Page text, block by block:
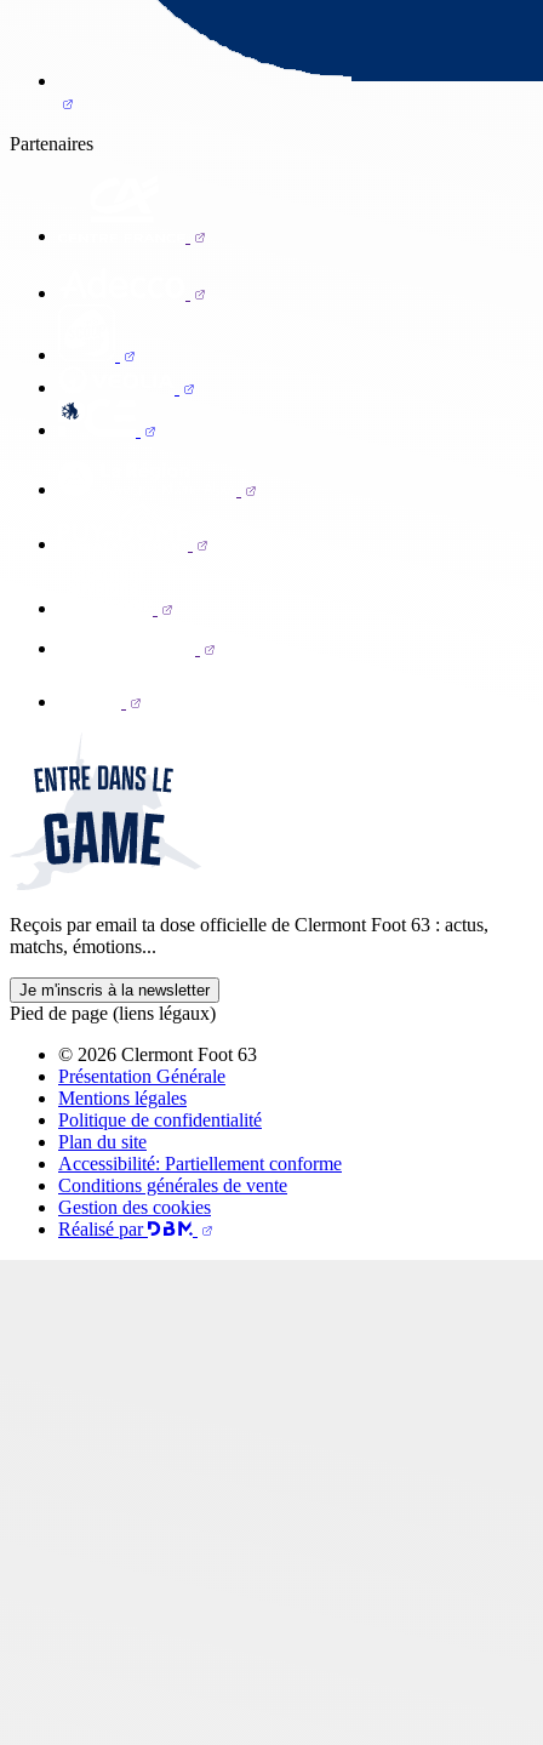
Partenaires
Reçois par email ta dose officielle de Clermont Foot 63 : actus,
matchs, émotions...
Je m'inscris à la newsletter
Pied de page (liens légaux)
© 2026 Clermont Foot 63
Présentation Générale
Mentions légales
Politique de confidentialité
Plan du site
Accessibilité: Partiellement conforme
Conditions générales de vente
Gestion des cookies
Réalisé par